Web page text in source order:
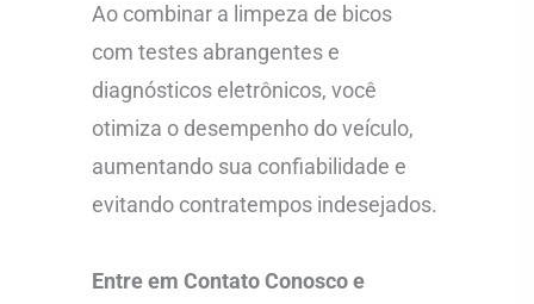
Ao combinar a limpeza de bicos
com testes abrangentes e
diagnósticos eletrônicos, você
otimiza o desempenho do veículo,
aumentando sua confiabilidade e
evitando contratempos indesejados.
Entre em Contato Conosco e